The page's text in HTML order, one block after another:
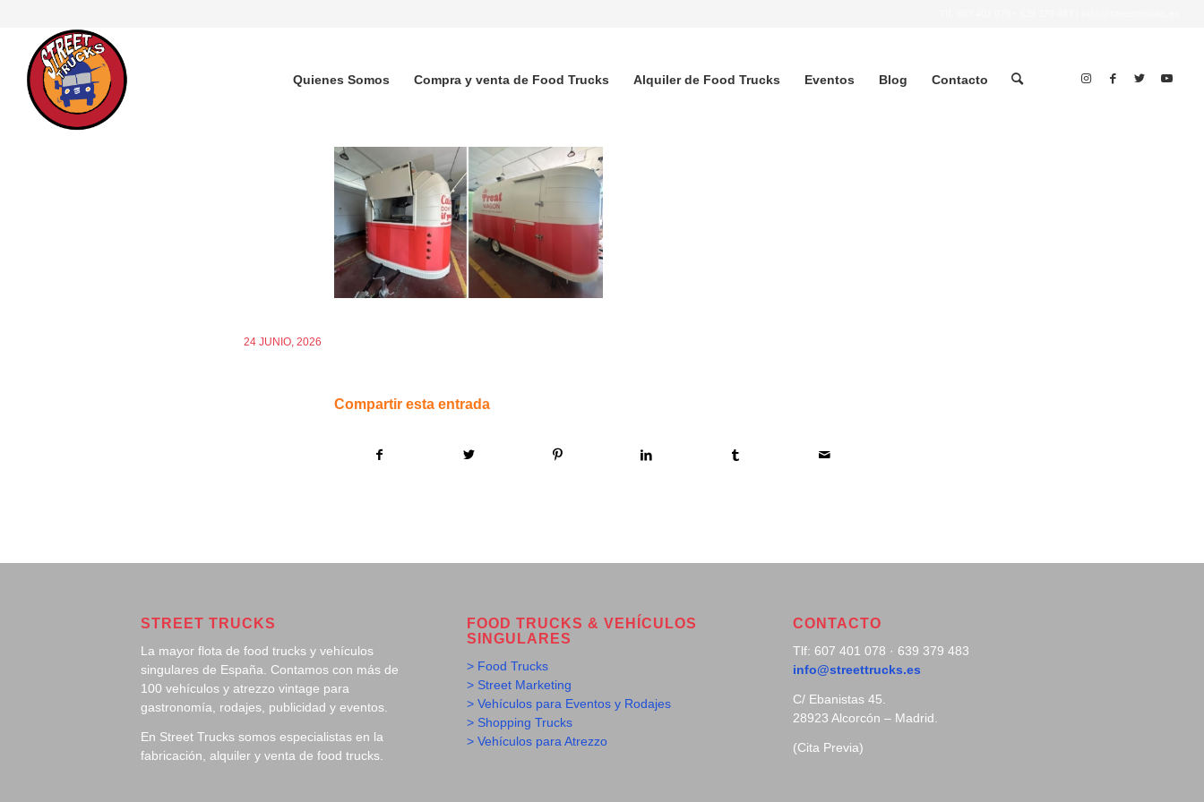
Quienes Somos Compra y venta de Food Trucks Alquiler de Food Trucks Eventos Blog Contacto
24 JUNIO, 2026
Compartir esta entrada
STREET TRUCKS
La mayor flota de food trucks y vehículos
singulares de España. Contamos con más de
100 vehículos y atrezzo vintage para
gastronomía, rodajes, publicidad y eventos.
En Street Trucks somos especialistas en la
fabricación, alquiler y venta de food trucks.
FOOD TRUCKS & VEHÍCULOS
SINGULARES
> Food Trucks
> Street Marketing
> Vehículos para Eventos y Rodajes
> Shopping Trucks
> Vehículos para Atrezzo
CONTACTO
Tlf: 607 401 078 · 639 379 483
info@streettrucks.es
C/ Ebanistas 45.
28923 Alcorcón – Madrid.
(Cita Previa)